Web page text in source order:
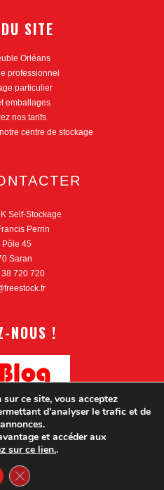
SITE
Orléans
professionnel
particulier
emballages
nos tarifs
centre de stockage
Self-Stockage
Perrin
Pôle 45
Saran
38 720 720
NOUS !
ce site, vous acceptez
d'analyser le trafic et de
et accéder aux
sur ce lien..
CLOSE GDPR COOKIE